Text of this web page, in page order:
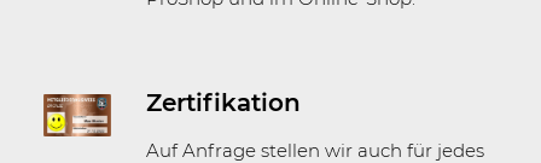
Zertifikation
Auf Anfrage stellen wir auch für jedes